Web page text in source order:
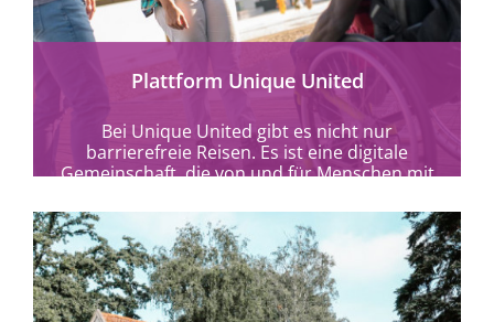
Plattform Unique United
Bei Unique United gibt es nicht nur
barrierefreie Reisen. Es ist eine digitale
Gemeinschaft, die von und für Menschen mit